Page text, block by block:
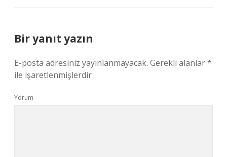
Bir yanıt yazın
E-posta adresiniz yayınlanmayacak. Gerekli alanlar*
ile işaretlenmişlerdir
Yorum